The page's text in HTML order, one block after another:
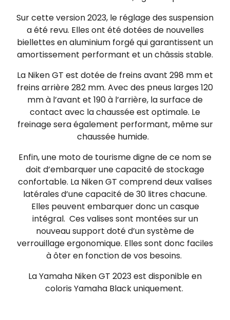
Sur cette version 2023, le réglage des suspension
a été revu. Elles ont été dotées de nouvelles
biellettes en aluminium forgé qui garantissent un
amortissement performant et un châssis stable.
La Niken GT est dotée de freins avant 298 mm et
freins arrière 282 mm. Avec des pneus larges 120
mm à l’avant et 190 à l’arrière, la surface de
contact avec la chaussée est optimale. Le
freinage sera également performant, même sur
chaussée humide.
Enfin, une moto de tourisme digne de ce nom se
doit d’embarquer une capacité de stockage
confortable. La Niken GT comprend deux valises
latérales d’une capacité de 30 litres chacune.
Elles peuvent embarquer donc un casque
intégral. Ces valises sont montées sur un
nouveau support doté d’un système de
verrouillage ergonomique. Elles sont donc faciles
à ôter en fonction de vos besoins.
La Yamaha Niken GT 2023 est disponible en
coloris Yamaha Black uniquement.